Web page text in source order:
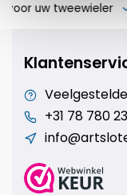
voor uw tweewieler
+31 78 780